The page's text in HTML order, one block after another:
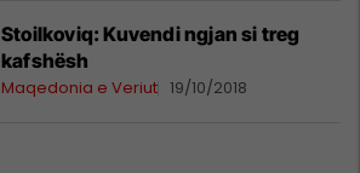
Stoilkoviq: Kuvendi ngjan si treg
kafshësh
Maqedonia e Veriut 19/10/2018